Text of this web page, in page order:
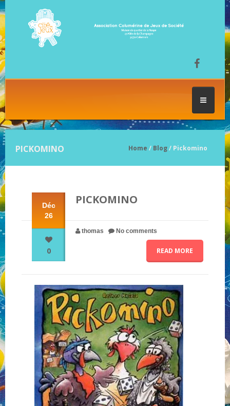
LES SÉANCES DE JEU
FESTIVAL DU JEU
NOS JEUX
NOS PARTENAIRES
QUI SOMMES-NOUS ?
NOUS CONTACTER !
PICKOMINO Home / Blog/ Pickomino
Déc
26
0
PICKOMINO
thomas No comments
READ MORE